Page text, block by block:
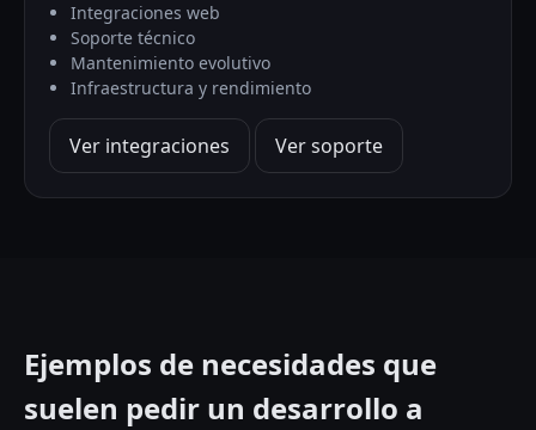
Integraciones web
Soporte técnico
Mantenimiento evolutivo
Infraestructura y rendimiento
Ver integraciones Ver soporte
Ejemplos de necesidades que
suelen pedir un desarrollo a